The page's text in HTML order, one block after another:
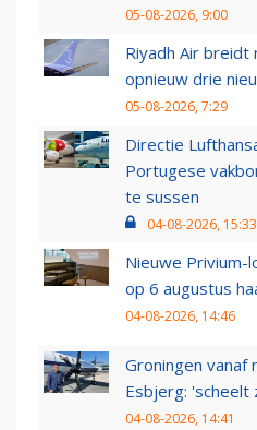
05-08-2026, 9:00
Riyadh Air
opnieuw drie
05-08-2026, 7:29
Directie
Portugese
te sussen
04-08-2026, 15:33
Nieuwe Privium-
op 6 augustus
04-08-2026, 14:46
Groningen vanaf
Esbjerg: 'scheelt
04-08-2026, 14:41